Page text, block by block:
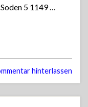
5 1149 …
hinterlassen